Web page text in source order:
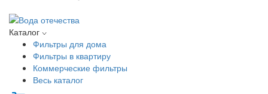
Каталог
Фильтры для дома
Фильтры в квартиру
Коммерческие фильтры
Весь каталог